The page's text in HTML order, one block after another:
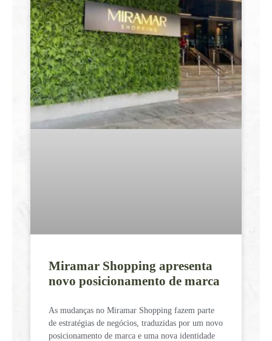
Miramar Shopping apresenta
novo posicionamento de marca
As mudanças no Miramar Shopping fazem parte
de estratégias de negócios, traduzidas por um novo
posicionamento de marca e uma nova identidade